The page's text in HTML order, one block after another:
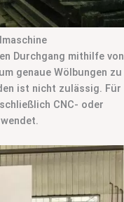
Durchgang mithilfe von
genaue Wölbungen zu
ist nicht zulässig. Für
CNC- oder